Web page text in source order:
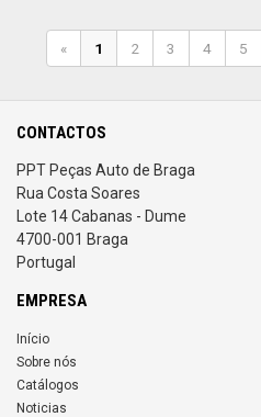
« 1 2 3 4 5
CONTACTOS
PPT Peças Auto de Braga
Rua Costa Soares
Lote 14 Cabanas - Dume
4700-001 Braga
Portugal
EMPRESA
Início
Sobre nós
Catálogos
Noticias